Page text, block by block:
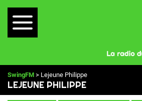
SwingFM > Lejeune Philippe
LEJEUNE PHILIPPE